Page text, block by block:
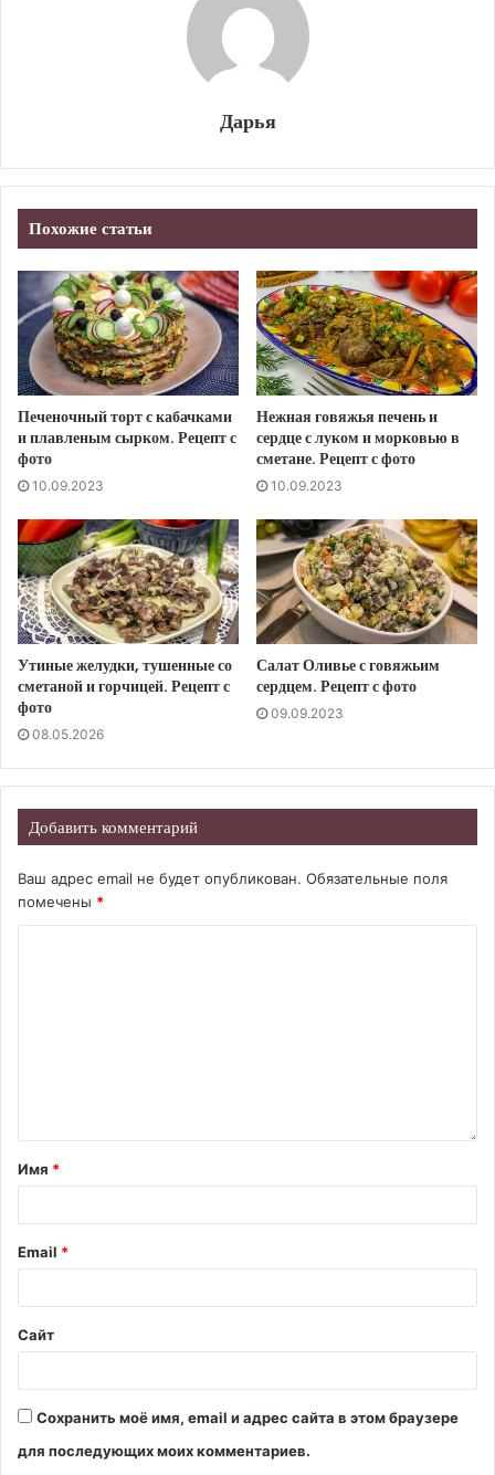
Дарья
Похожие статьи
Печеночный торт с кабачками
и плавленым сырком. Рецепт с
фото
10.09.2023
Нежная говяжья печень и
сердце с луком и морковью в
сметане. Рецепт с фото
10.09.2023
Утиные желудки, тушенные со
сметаной и горчицей. Рецепт с
фото
08.05.2026
Салат Оливье с говяжьим
сердцем. Рецепт с фото
09.09.2023
Добавить комментарий
Ваш адрес email не будет опубликован. Обязательные поля
помечены *
Имя *
Email *
Сайт
Сохранить моё имя, email и адрес сайта в этом браузере
для последующих моих комментариев.